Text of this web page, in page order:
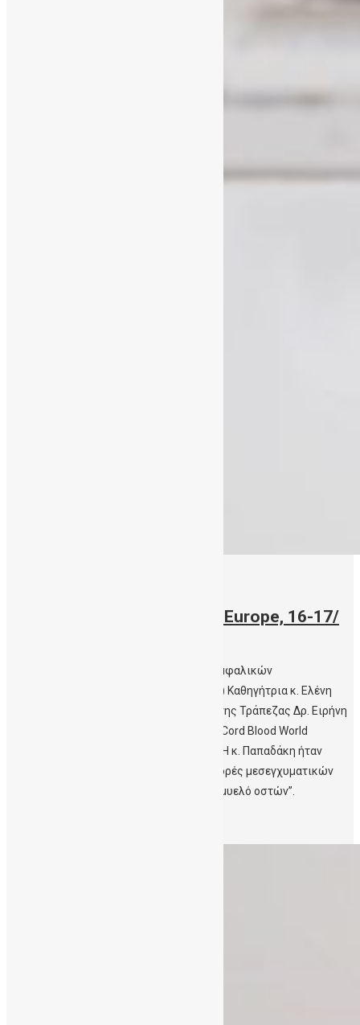
Συνέδριο Cord Blood World Europe, 16-17/
Η Διευθύντρια της Δημόσιας Τράπεζας Ομφαλικών
Βλαστοκυττάρων Κρήτης (ΔηΤΟΒ Κρήτης) Καθηγήτρια κ. Ελένη
Παπαδάκη και η Υπεύθυνη Επικοινωνίας της Τράπεζας Δρ. Ειρήνη
Μαυρουδή παρακολούθησαν το Συνέδριο Cord Blood World
Europe, 16–17/ Μαϊου 2018, στο Λονδίνο. Η κ. Παπαδάκη ήταν
προσκεκλημένη ομιλήτρια με θέμα “Διαφορές μεσεγχυματικών
βλαστοκυτταρων από ομφάλιο λώρο και μυελό οστών”.